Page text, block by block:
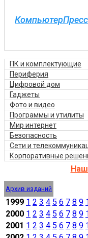
ПК и комплектующие
Периферия
Цифровой дом
Гаджеты
Фото и видео
Программы и утилиты
Мир интернет
Безопасность
Сети и
Корпоративные
Архив изданий
1999 1 2 3 4 5 6 7 8 9
2000 1 2 3 4 5 6 7 8 9
2001 1 2 3 4 5 6 7 8 9